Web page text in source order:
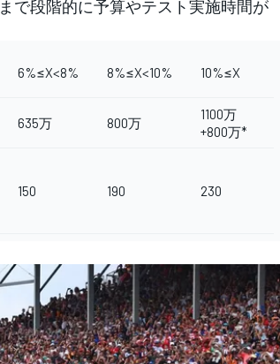
で段階的に予算やテスト実施時間が
6%≤X<8% 8%≤X<10% 10%≤X
635万 800万
1100万
+800万*
150 190 230